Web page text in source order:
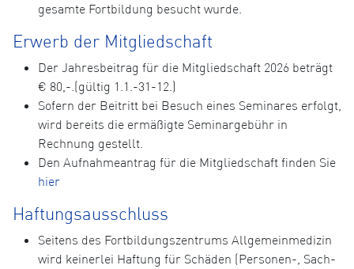
gesamte Fortbildung besucht wurde.
Erwerb der Mitgliedschaft
Der Jahresbeitrag für die Mitgliedschaft 2026 beträgt
€ 80,-.(gültig 1.1.-31-12.)
Sofern der Beitritt bei Besuch eines Seminares erfolgt,
wird bereits die ermäßigte Seminargebühr in
Rechnung gestellt.
Den Aufnahmeantrag für die Mitgliedschaft finden Sie
hier
Haftungsausschluss
Seitens des Fortbildungszentrums Allgemeinmedizin
wird keinerlei Haftung für Schäden (Personen-, Sach-